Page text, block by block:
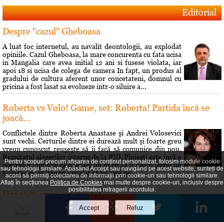
Editorial
Despre "cazul" Gheboasa
A luat foc internetul, au navalit deontologii, au explodat
opiniile. Cazul Gheboasa, la mare concurenta cu fata ucisa
in Mangalia care avea initial 12 ani si fusese violata, iar
apoi 18 si ucisa de colega de camera In fapt, un produs al
gradului de cultura aferent unor concetateni, domnul cu
pricina a fost lasat sa evolueze intr-o siluire a...
Roberta vs Volo! Game, set: Roberta! Partida încă se
joacă...
Conflictele dintre Roberta Anastase şi Andrei Volosevici
sunt vechi. Certurile dintre ei durează mult şi foarte greu
vreun cunoscut reuşeşte să îi facă să comunice din nou.
Rezultatul alegerilor interne de la PNL Ploieşti este încă o
dovadă a faptului că liberalii au dorit să îi dea o lecţie lui
Volosevici, arâtându-i voalat că nu este pe...
Hai să îţi spun o poveste!
Prin 1951 Brâncusi a dorit să lase mostenire României
200 de lucrări si atelierul său parizian. Statul român a
Pentru scopuri precum afișarea de conținut personalizat, folosim module cookie
sau tehnologii similare. Apăsând Accept sau navigând pe acest website, sunteți de
acord să permiți colectarea de informații prin cookie-uri sau tehnologii similare.
Aflați în secțiunea Politica de Cookies mai multe despre cookie-uri, inclusiv despre
posibilitatea retragerii acordului.